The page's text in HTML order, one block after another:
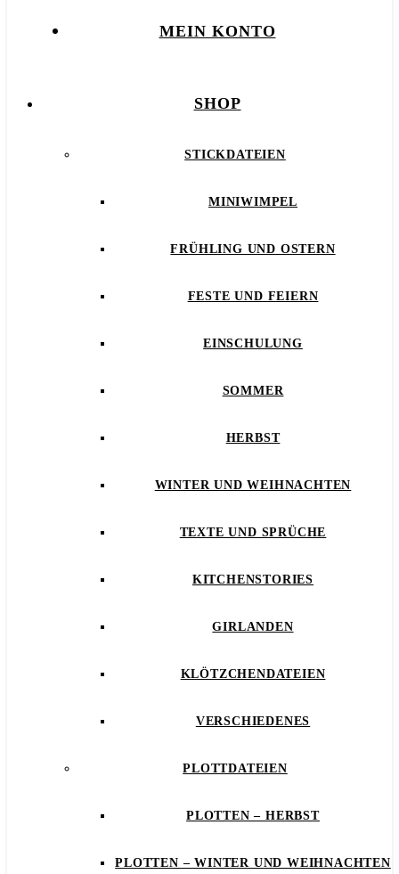
MEIN KONTO
SHOP
STICKDATEIEN
MINIWIMPEL
FRÜHLING UND OSTERN
FESTE UND FEIERN
EINSCHULUNG
SOMMER
HERBST
WINTER UND WEIHNACHTEN
TEXTE UND SPRÜCHE
KITCHENSTORIES
GIRLANDEN
KLÖTZCHENDATEIEN
VERSCHIEDENES
PLOTTDATEIEN
PLOTTEN – HERBST
PLOTTEN – WINTER UND WEIHNACHTEN